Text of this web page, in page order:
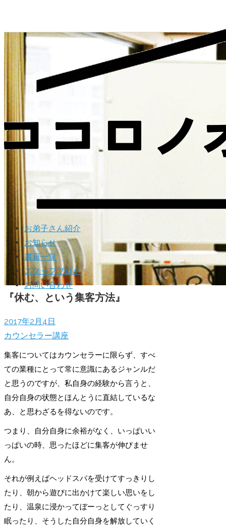
お弟子さん紹介
お知らせ
書籍一覧
スタッフブログ
お問い合わせ
『休む、という集客方法』
2017年2月4日
カウンセラー講座
集客についてはカウンセラーに限らず、すべ
ての業種にとって常に意識にあるジャンルだ
と思うのですが、私自身の経験から言うと、
自分自身の状態とほんとうに直結しているな
あ、と思わざるを得ないのです。
つまり、自分自身に余裕がなく、いっぱいい
っぱいの時、思ったほどに集客が伸びませ
ん。
それが例えばヘッドスパを受けてすっきりし
たり、朝から遊びに出かけて楽しい思いをし
たり、温泉に浸かってぼーっとしてぐっすり
眠ったり、そうした自分自身を解放していく